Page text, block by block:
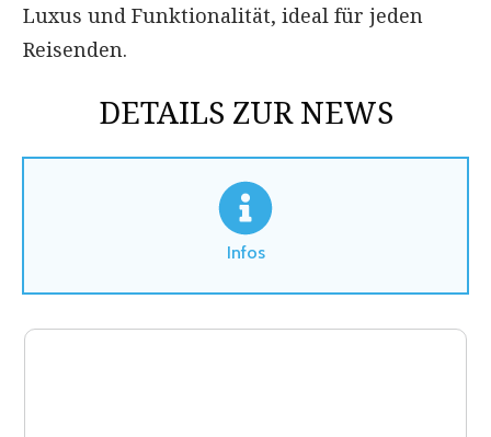
Luxus und Funktionalität, ideal für jeden
Reisenden.
DETAILS ZUR NEWS
Infos